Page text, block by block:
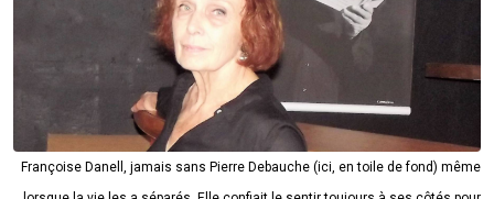
Françoise Danell, jamais sans Pierre Debauche (ici, en toile de fond) même